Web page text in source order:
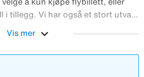
i tillegg. Vi har også et stort utvalg
Vis mer expand_more